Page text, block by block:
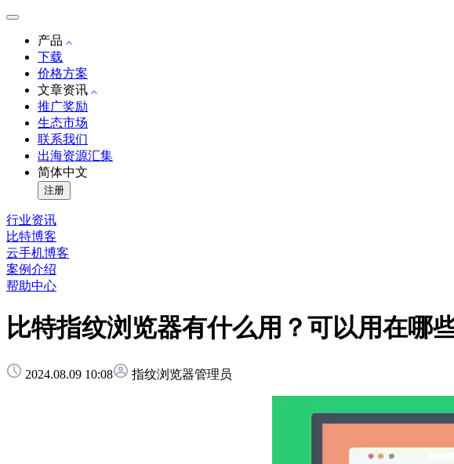
产品
下载
价格方案
文章资讯
推广奖励
生态市场
联系我们
出海资源汇集
简体中文
注册
行业资讯
比特博客
云手机博客
案例介绍
帮助中心
比特指纹浏览器有什么用？可以用在哪
2024.08.09 10:08 指纹浏览器管理员